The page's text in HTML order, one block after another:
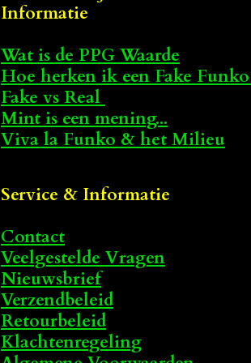
Informatie
Wat is de PPG Waarde
Hoe herken ik een Fake Funko
Fake vs Real
Mint is een mening...
Viva la Funko & het Milieu
Service & Informatie
Contact
Veelgestelde Vragen
Nieuwsbrief
Verzendbeleid
Retourbeleid
Klachtenregeling